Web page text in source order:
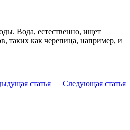
Вода, естественно, ищет
таких как черепица, например, и
статья
Следующая статья